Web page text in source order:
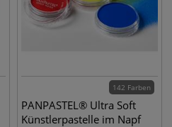
142 Farben
PANPASTEL® Ultra Soft
Künstlerpastelle im Napf